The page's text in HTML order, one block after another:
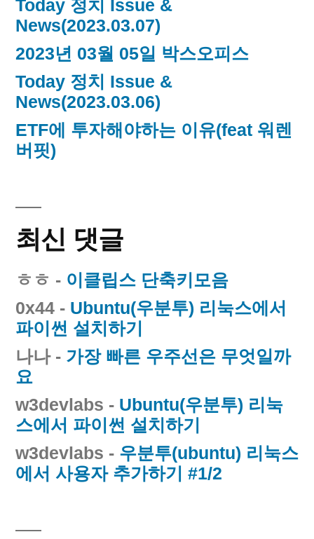
Today 정치 Issue &
News(2023.03.07)
2023년 03월 05일 박스오피스
Today 정치 Issue &
News(2023.03.06)
ETF에 투자해야하는 이유(feat 워렌
버핏)
최신 댓글
ㅎㅎ - 이클립스 단축키모음
0x44 - Ubuntu(우분투) 리눅스에서
파이썬 설치하기
나나- 가장 빠른 우주선은 무엇일까
요
w3devlabs - Ubuntu(우분투) 리눅
스에서 파이썬 설치하기
w3devlabs - 우분투(ubuntu) 리눅스
에서 사용자 추가하기 #1/2